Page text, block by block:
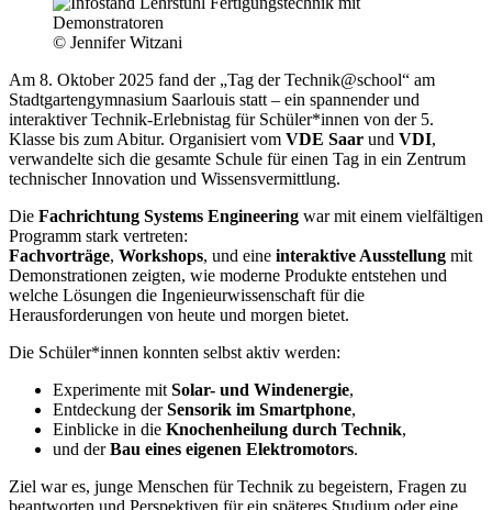
© Jennifer Witzani
Am 8. Oktober 2025 fand der „Tag der Technik@school“ am
Stadtgartengymnasium Saarlouis statt – ein spannender und
interaktiver Technik-Erlebnistag für Schüler*innen von der 5.
Klasse bis zum Abitur. Organisiert vom VDE Saar und VDI,
verwandelte sich die gesamte Schule für einen Tag in ein Zentrum
technischer Innovation und Wissensvermittlung.
Die Fachrichtung Systems Engineering war mit einem vielfältigen
Programm stark vertreten:
Fachvorträge, Workshops, und eine interaktive Ausstellung mit
Demonstrationen zeigten, wie moderne Produkte entstehen und
welche Lösungen die Ingenieurwissenschaft für die
Herausforderungen von heute und morgen bietet.
Die Schüler*innen konnten selbst aktiv werden:
Experimente mit Solar- und Windenergie,
Entdeckung derSensorik im Smartphone,
Einblicke in die Knochenheilung durch Technik,
und derBau eines eigenen Elektromotors.
Ziel war es, junge Menschen für Technik zu begeistern, Fragen zu
beantworten und Perspektiven für ein späteres Studium oder eine